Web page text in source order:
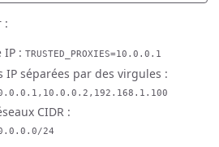
:
IP : TRUSTED_PROXIES=10.0.0.1
IP séparées par des virgules :
CIDR :
24